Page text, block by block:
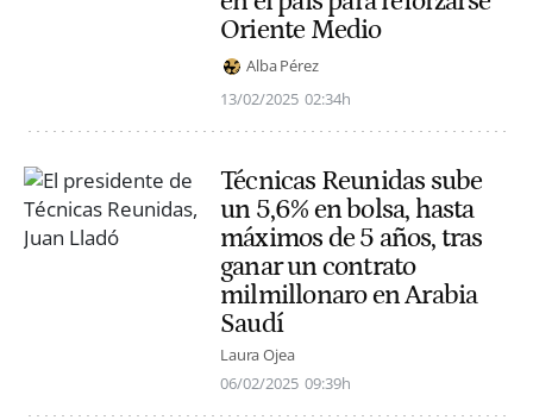
Oriente Medio
Alba Pérez
13/02/2025 02:34h
Técnicas Reunidas sube
un 5,6% en bolsa, hasta
máximos de 5 años, tras
ganar un contrato
milmillonaro en Arabia
Saudí
Laura Ojea
06/02/2025 09:39h